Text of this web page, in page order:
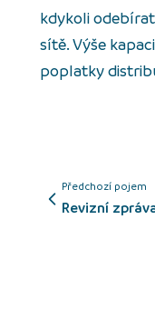
kdykoli
sítě. Výše
poplatky
Předchozí pojem
revizní